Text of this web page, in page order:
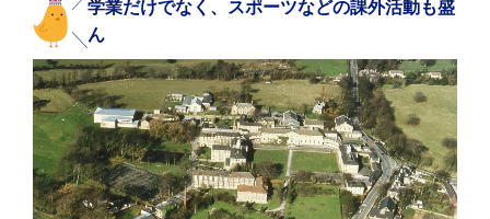
学業だけでなく、スポーツなどの課外活動も盛
ん